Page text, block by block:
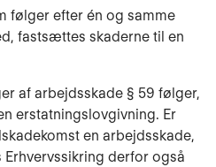
følger efter én og samme
fastsættes skaderne til en
af arbejdsskade § 59 følger,
erstatningslovgivning. Er
en arbejdsskade,
derfor også